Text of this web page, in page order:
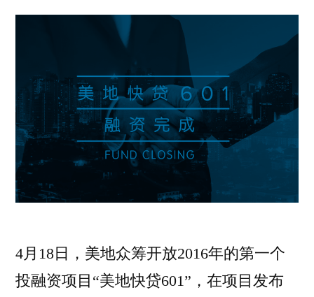
4月18日，美地众筹开放2016年的第一个
投融资项目“美地快贷601”，在项目发布